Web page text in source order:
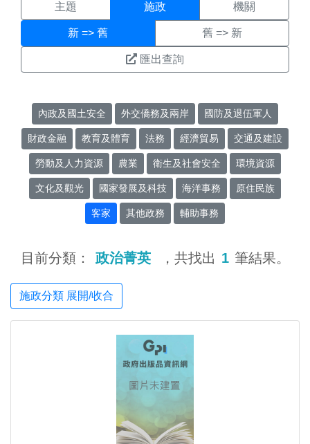
主題 施政 機關
新 => 舊 舊 => 新
匯出查詢
內政及國土安全 外交僑務及兩岸 國防及退伍軍人
財政金融 教育及體育 法務 經濟貿易 交通及建設
勞動及人力資源 農業 衛生及社會安全 環境資源
文化及觀光 國家發展及科技 海洋事務 原住民族
客家 其他政務 輔助事務
目前分類： 政治菁英 ，共找出 1 筆結果。
施政分類 展開/收合